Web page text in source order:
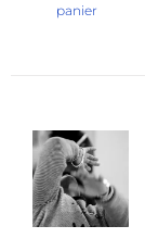
panier